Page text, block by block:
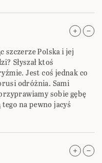
szczerze Polska i jej
Słyszał ktoś
Jest coś jednak co
odróżnia. Sami
sobie gębę
na pewno jacyś